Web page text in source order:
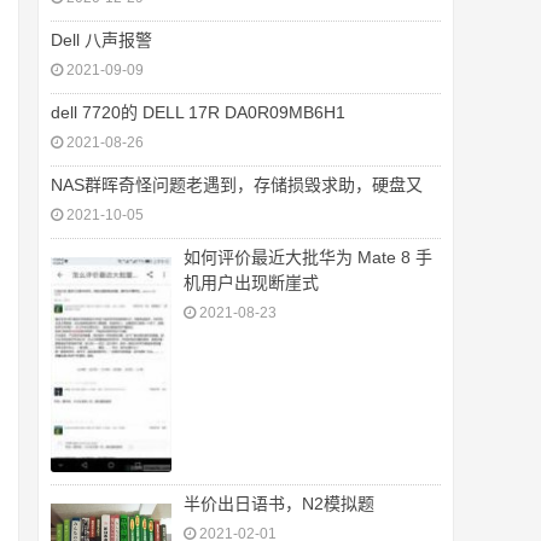
Dell 八声报警
2021-09-09
dell 7720的 DELL 17R DA0R09MB6H1
2021-08-26
NAS群晖奇怪问题老遇到，存储损毁求助，硬盘又
2021-10-05
如何评价最近大批华为 Mate 8 手
机用户出现断崖式
2021-08-23
半价出日语书，N2模拟题
2021-02-01